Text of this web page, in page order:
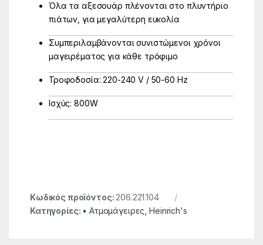
Όλα τα αξεσουάρ πλένονται στο πλυντήριο
πιάτων, για μεγαλύτερη ευκολία
Συμπεριλαμβάνονται συνιστώμενοι χρόνοι
μαγειρέματος για κάθε τρόφιμο
Τροφοδοσία: 220-240 V / 50-60 Hz
Ισχύς: 800W
Κωδικός προϊόντος: 206.221.104
Κατηγορίες: • Ατμομάγειρες ,Heinrich's